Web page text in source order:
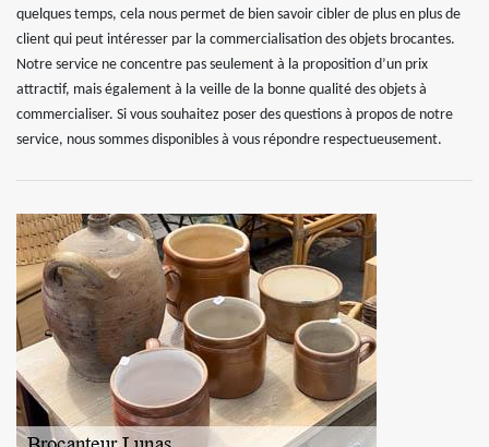
quelques temps, cela nous permet de bien savoir cibler de plus en plus de
client qui peut intéresser par la commercialisation des objets brocantes.
Notre service ne concentre pas seulement à la proposition d’un prix
attractif, mais également à la veille de la bonne qualité des objets à
commercialiser. Si vous souhaitez poser des questions à propos de notre
service, nous sommes disponibles à vous répondre respectueusement.